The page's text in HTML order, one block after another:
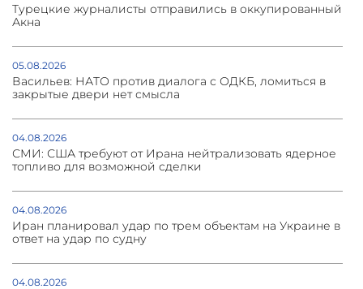
Турецкие журналисты отправились в оккупированный
Акна
05.08.2026
Васильев: НАТО против диалога с ОДКБ, ломиться в
закрытые двери нет смысла
04.08.2026
СМИ: США требуют от Ирана нейтрализовать ядерное
топливо для возможной сделки
04.08.2026
Иран планировал удар по трем объектам на Украине в
ответ на удар по судну
04.08.2026